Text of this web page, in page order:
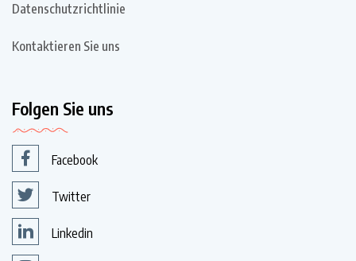
Datenschutzrichtlinie
Kontaktieren Sie uns
Folgen Sie uns
Facebook
Twitter
Linkedin